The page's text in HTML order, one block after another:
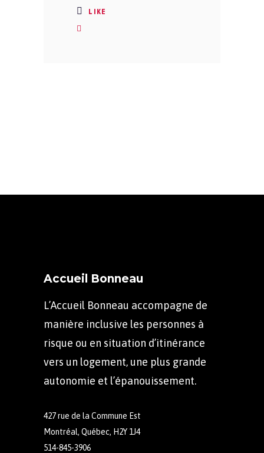
LIKE
Accueil Bonneau
L’Accueil Bonneau accompagne de
manière inclusive les personnes à
risque ou en situation d’itinérance
vers un logement, une plus grande
autonomie et l’épanouissement.
427 rue de la Commune Est
Montréal, Québec, H2Y 1J4
514-845-3906